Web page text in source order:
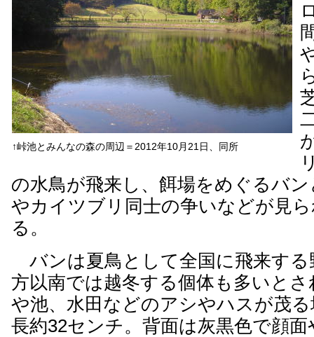
↑峠池とみんなの森の周辺＝2012年10月21日、同所
の水鳥が飛来し、餌場をめぐるバ
やカイツブリ同士の争いなどが見
る。
バンは夏鳥として全国に飛来する
方以南では越冬する個体も多いと
や池、水田などのアシやハスが茂
長約32センチ。背面は灰黒色で顔